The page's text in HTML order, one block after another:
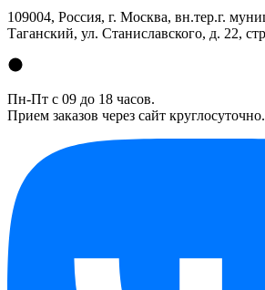
109004, Россия, г. Москва, вн.тер.г.
Таганский, ул. Станиславского, д. 22,
Пн-Пт с 09 до 18 часов.
Прием заказов через сайт круглосуточно.